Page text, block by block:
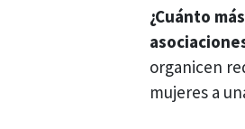
¿Cuánto
organicen
mujeres a